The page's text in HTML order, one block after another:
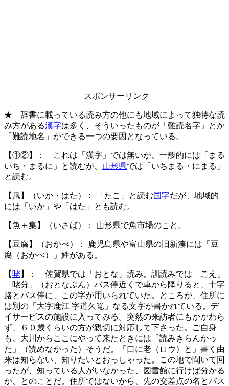
スポンサーリンク
★ 辞書に載っている読み方の他にも地域によって独特な読
み方がある漢字は多く、そういったものが「難読名字」とか
「難読地名」ができる一つの要因となっている。
【①②】： これは「漢字」では無いが、一般的には「まる
いち・まるに」と読むが、 山形県では「いちまる・にまる」
と読む。
【凧】（いか・はた）： 「たこ」と読む国字だが、地域的
には「いか」や「はた」とも読む。
【魚＋集】（いさば）： 山形県で魚市場のこと。
【豆腐】（おかべ）： 鹿児島県や富山県の旧新湊には「豆
腐（おかべ）」姓がある。
【 咾】： 佐賀県では「おとな」読み。訓読みでは「こえ」
「咾分」（おとなぶん）バス停近くで車から降りると、十字
路とバス停に、この字が用いられていた。ところが、住所に
は別の「大字鹿江 字道久篭」なる文字が書かれている。デ
イサービスの施設に入ってみる。突然の来訪者にもかかわら
ず、６０歳くらいの方が親切に対応して下さった。ご自身
も、大川からここにやって来たときには「読みきらんかっ
た」（読めなかった）そうだ。「口に老（ロウ）と」書く由
来は知らない、知りたいとおっしゃった。この地で聞いて回
ったが、知っている人がいなかった、図書館に行けば分かる
か、とのことだ。住所ではないから、先の交差点の名とバス